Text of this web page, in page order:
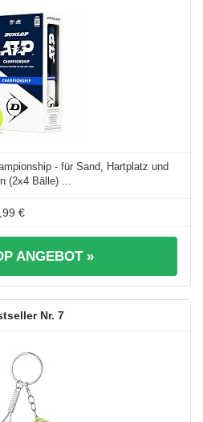
- für Sand, Hartplatz und
(2x4 Bälle) ...
€
ANGEBOT »
7